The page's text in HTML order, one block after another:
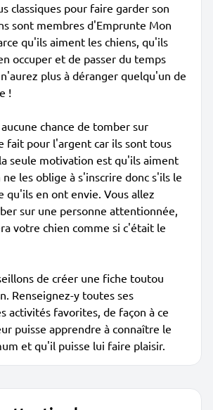
classiques pour faire garder son
sont membres d'Emprunte Mon
qu'ils aiment les chiens, qu'ils
occuper et de passer du temps
plus à déranger quelqu'un de
!
chance de tomber sur
fait pour l'argent car ils sont tous
seule motivation est qu'ils aiment
ne les oblige à s'inscrire donc s'ils le
qu'ils en ont envie. Vous allez
sur une personne attentionnée,
votre chien comme si c'était le
de créer une fiche toutou
Renseignez-y toutes ses
activités favorites, de façon à ce
puisse apprendre à connaître le
et qu'il puisse lui faire plaisir.